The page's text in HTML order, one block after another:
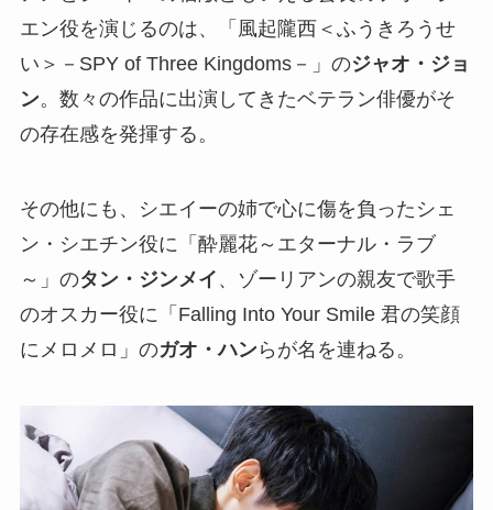
エン役を演じるのは、「風起隴西＜ふうきろうせ
い＞－SPY of Three Kingdoms－」のジャオ・ジョ
ン。数々の作品に出演してきたベテラン俳優がそ
の存在感を発揮する。
その他にも、シエイーの姉で心に傷を負ったシェ
ン・シエチン役に「酔麗花～エターナル・ラブ
～」のタン・ジンメイ 、ゾーリアンの親友で歌手
のオスカー役に「Falling Into Your Smile 君の笑顔
にメロメロ」のガオ・ハンらが名を連ねる。